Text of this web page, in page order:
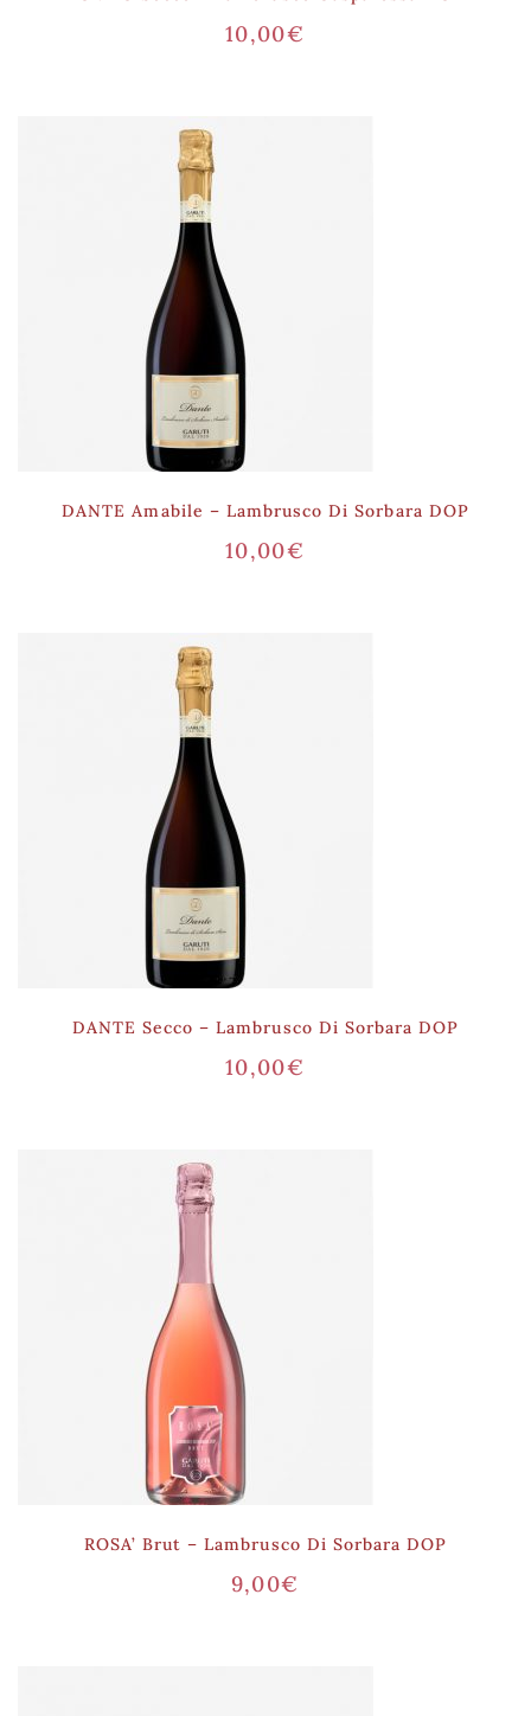
10,00€
DANTE Amabile – Lambrusco Di Sorbara DOP
10,00€
DANTE Secco – Lambrusco Di Sorbara DOP
10,00€
ROSA’ Brut – Lambrusco Di Sorbara DOP
9,00€